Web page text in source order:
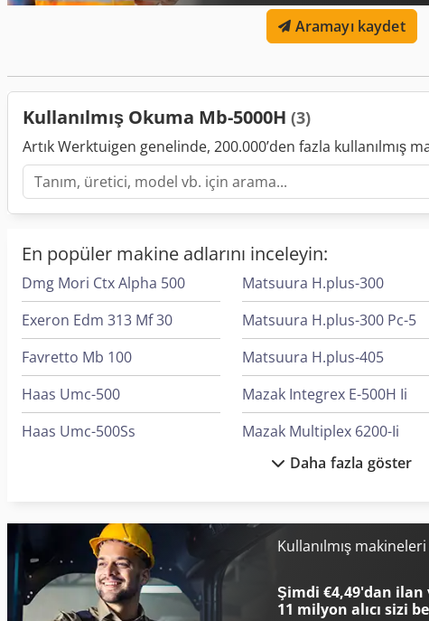
Aramayı kaydet
Kullanılmış Okuma Mb-5000H (3)
Artık Werktuigen genelinde, 200.000’den fazla kullanılmış
En popüler makine adlarını inceleyin:
Dmg Mori Ctx Alpha 500
Exeron Edm 313 Mf 30
Favretto Mb 100
Haas Umc-500
Haas Umc-500Ss
Knuth Kb 1400
Knuth Kpb 30
Matsuura H.plus-300
Matsuura H.plus-300 Pc-5
Matsuura H.plus-405
Mazak Integrex E-500H Ii
Mazak Multiplex 6200-Ii
Okuma 2Sp-150H
Okuma Genos L3000-E
Daha fazla göster
Kullanılmış
Şimdi €4,49'dan ilan
11 milyon alıcı sizi